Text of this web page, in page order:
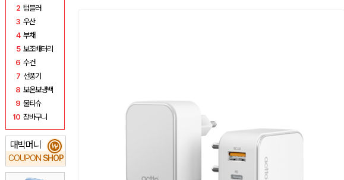
2 텀블러
3 우산
4 부채
5 보조배터리
6 수건
7 선풍기
8 보온보냉백
9 물티슈
10 장바구니
대박머니
COUPON SHOP
₩